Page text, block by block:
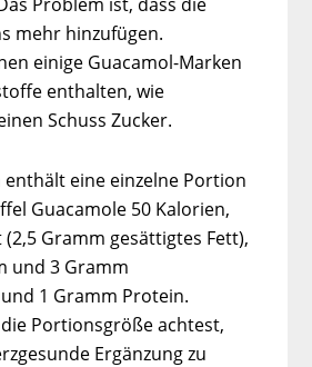
mehr hinzufügen.
einige Guacamol-Marken
enthalten, wie
Schuss Zucker.
enthält eine einzelne Portion
Guacamole 50 Kalorien,
Gramm gesättigtes Fett),
und 3 Gramm
1 Gramm Protein.
Portionsgröße achtest,
Ergänzung zu